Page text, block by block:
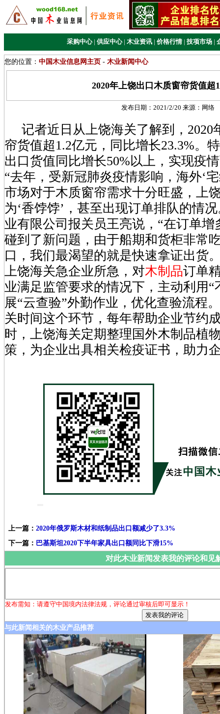
采购中心 | 供应中心 | 木业资讯 | 价格行情 | 技项市场 |
您的位置： 中国木业信息网主页 - 木业新闻中心
2020年上饶出口木质窗帘货值超
发布日期：2021/2/20 来源： 网络
记者近日从上饶海关了解到，2020
帘货值超1.2亿元，同比增长23.3%。
出口货值同比增长50%以上，实现疫
“去年，受新冠肺炎疫情影响，海外‘
市场对于木质窗帘需求十分旺盛，上
为‘香饽饽’，甚至出现订单排队的情
业有限公司报关员王亮说，“在订单
碰到了新问题，由于船期和货柜非常
口，我们最渴望的就是快速拿证出货
上饶海关急企业所急，对木制品订单
业满足监管要求的情况下，主动利用“
展“云查验”外勤作业，优化查验流程
关时间这个环节，每年帮助企业节约
时，上饶海关定期整理国外木制品植
策，为企业出具相关检疫证书，助力
上一篇： 2020年俄罗斯木材和纸制品出口额减少了3.3%
下一篇： 巴基斯坦2020下半年家具出口额同比下滑15%
对此木业新闻发表我的评论和见
发布需知：请遵守中国境内法律法规，评论通过审核后即可显示！
与此新闻相关的木业产品推荐